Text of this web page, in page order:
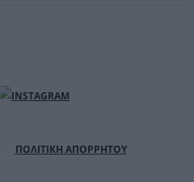
ΠΟΛΙΤΙΚΗ ΑΠΟΡΡΗΤΟΥ